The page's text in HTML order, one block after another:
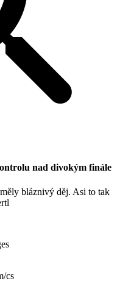
nad divokým finále
bláznivý děj. Asi to tak
cs